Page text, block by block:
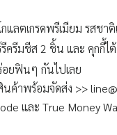
แลตเกรดพรีเมียม รสช
ครีมชีส 2 ชิ้น และ คุกกี้
อยฟินๆ กันไปเลย
ค้าพร้อมจัดส่ง >>
และ True Money